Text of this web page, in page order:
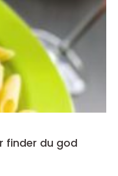
finder du god